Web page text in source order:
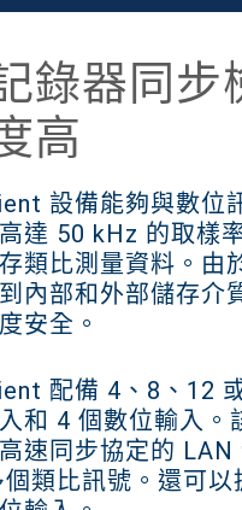
錄器同步
高
設備能夠與數位
達 50 kHz 的取樣
類比測量資料。由
內部和外部儲存介
安全。
配備 4、8、12
和 4 個數位輸入。
速同步協定的 LAN
類比訊號。還可以